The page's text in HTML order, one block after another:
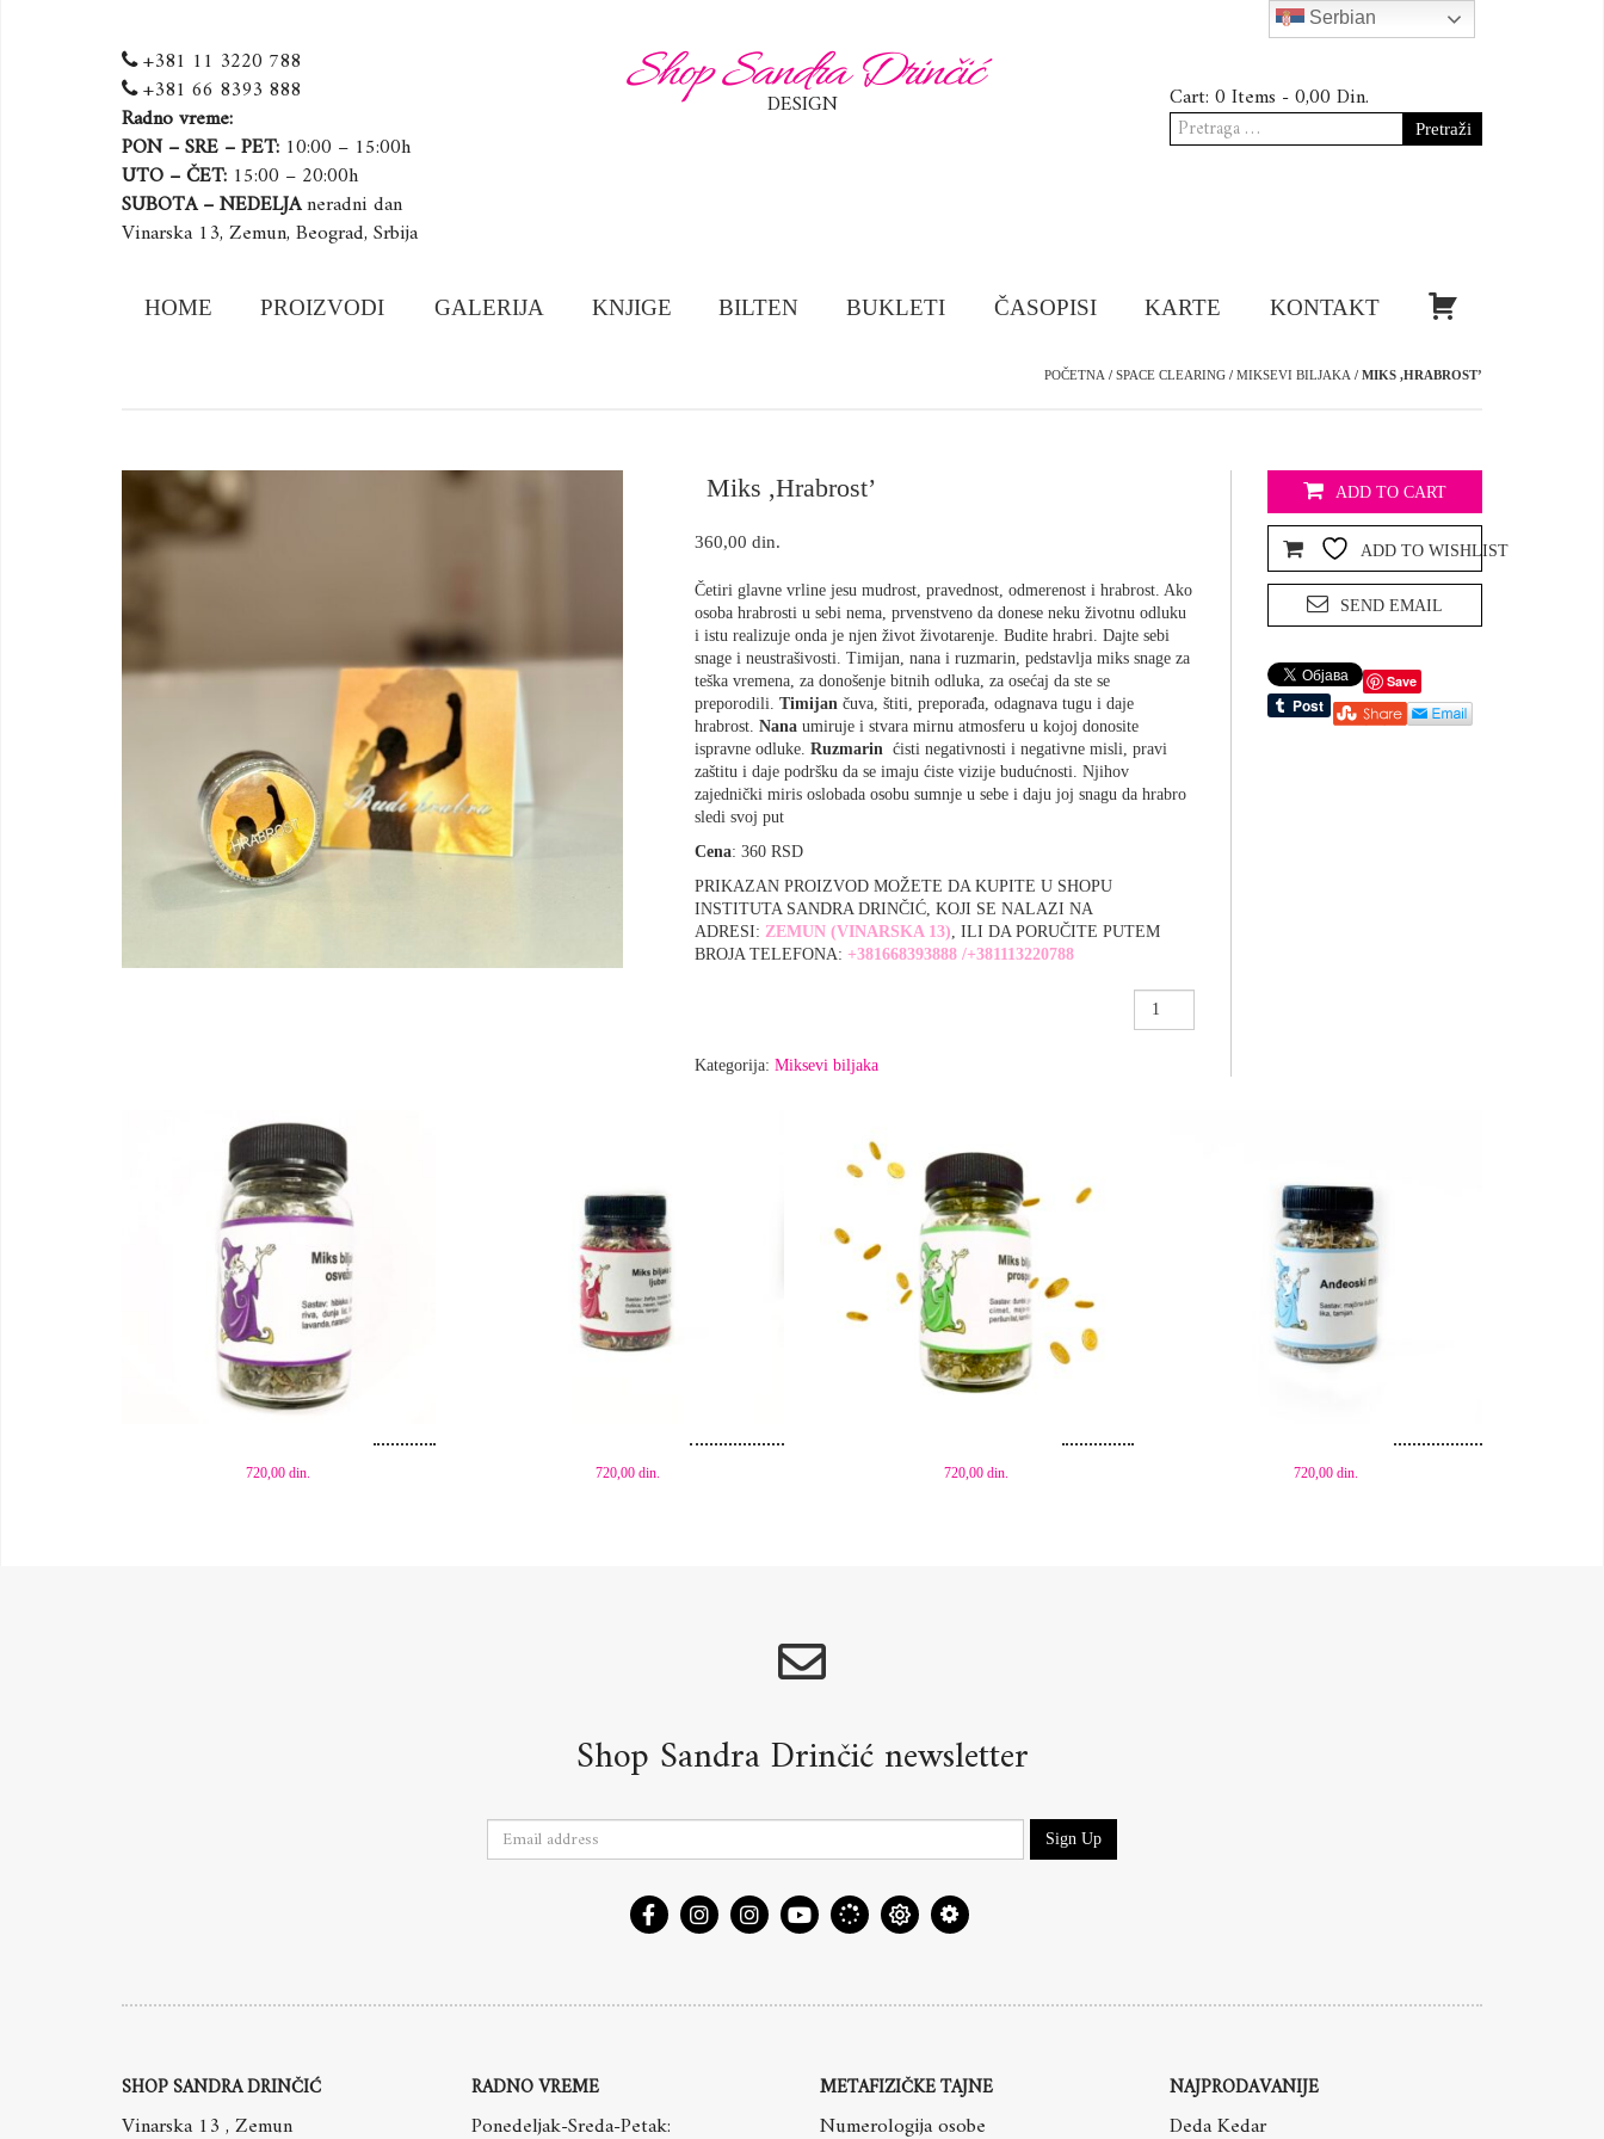
+381 11 3220 788
+381 66 8393 888
Radno vreme:
PON – SRE – PET: 10:00 – 15:00h
UTO – ČET: 15:00 – 20:00h
SUBOTA – NEDELJAneradni dan
Vinarska 13, Zemun, Beograd, Srbija
Shop Sandra Drinčić
DESIGN Cart: 0 Items -0,00 Din.
Pretraga
za:
HOME PROIZVODI GALERIJA KNJIGE BILTEN BUKLETI ČASOPISI KARTE KONTAKT
POČETNA / SPACE CLEARING / MIKSEVI BILJAKA / MIKS ,HRABROST’
Miks ,Hrabrost’
360,00 din.
Četiri glavne vrline jesu mudrost, pravednost, odmerenost i hrabrost. Ako
osoba hrabrosti u sebi nema, prvenstveno da donese neku životnu odluku
i istu realizuje onda je njen život životarenje. Budite hrabri. Dajte sebi
snage i neustrašivosti. Timijan, nana i ruzmarin, pedstavlja miks snage za
teška vremena, za donošenje bitnih odluka, za osećaj da ste se
preporodili. Timijan čuva, štiti, preporađa, odagnava tugu i daje
hrabrost. Nana umiruje i stvara mirnu atmosferu u kojoj donosite
ispravne odluke. Ruzmarin ćisti negativnosti i negativne misli, pravi
zaštitu i daje podršku da se imaju ćiste vizije budućnosti. Njihov
zajednički miris oslobada osobu sumnje u sebe i daju joj snagu da hrabro
sledi svoj put
Cena: 360 RSD
PRIKAZAN PROIZVOD MOŽETE DA KUPITE U SHOPU
INSTITUTA SANDRA DRINČIĆ, KOJI SE NALAZI NA
ADRESI: ZEMUN (VINARSKA 13), ILI DA PORUČITE PUTEM
BROJA TELEFONA: +381668393888 /+381113220788
Kategorija: Miksevi biljaka
ADD TO CART
ADD TO WISHLIST
SEND EMAIL
Save
Dodaj u korpu
720,00din. 720,00 din. 720,00din. 720,00 din.
Shop Sandra Drinčić newsletter
Sign Up
SHOP SANDRA DRINČIĆ
Vinarska 13 , Zemun
RADNO VREME
Ponedeljak-Sreda-Petak:
METAFIZIČKE TAJNE
Numerologija osobe
NAJPRODAVANIJE
Deda Kedar
Serbian